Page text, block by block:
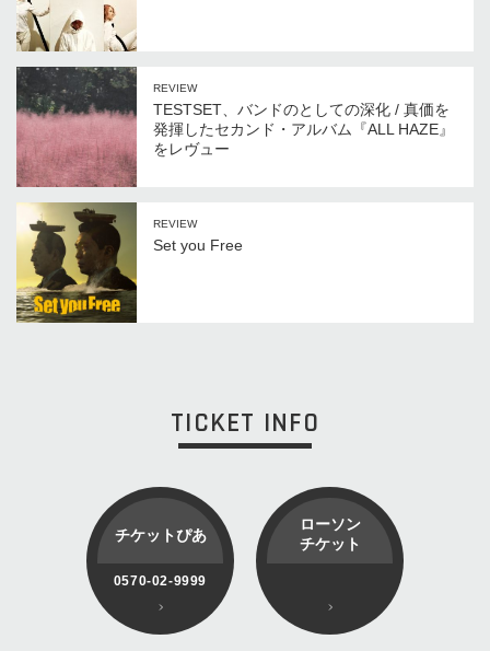
REVIEW
TESTSET、バンドのとしての深化 / 真価を
発揮したセカンド・アルバム『ALL HAZE』
をレヴュー
REVIEW
Set you Free
TICKET INFO
チケットぴあ
0570-02-9999
ローソン
チケット